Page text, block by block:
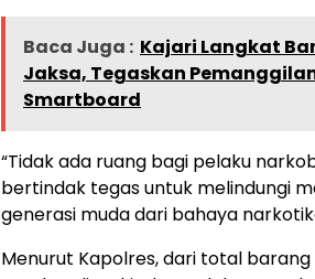
Baca Juga : Kajari Langkat
Jaksa, Tegaskan
Smartboard
“Tidak ada ruang bagi pelaku
bertindak tegas untuk melindungi
generasi muda dari bahaya
Menurut Kapolres, dari total